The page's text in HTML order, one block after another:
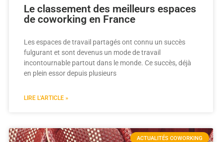
Le classement des meilleurs espaces
de coworking en France
Les espaces de travail partagés ont connu un succès
fulgurant et sont devenus un mode de travail
incontournable partout dans le monde. Ce succès, déjà
en plein essor depuis plusieurs
LIRE L'ARTICLE »
ACTUALITÉS COWORKING